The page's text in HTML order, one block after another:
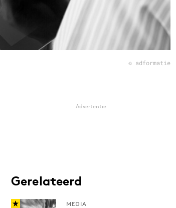
© adformatie
Advertentie
Gerelateerd
MEDIA